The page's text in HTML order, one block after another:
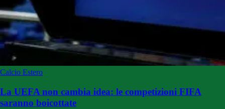
Calcio Estero
La UEFA non cambia idea: le competizioni FIFA
saranno boicottate